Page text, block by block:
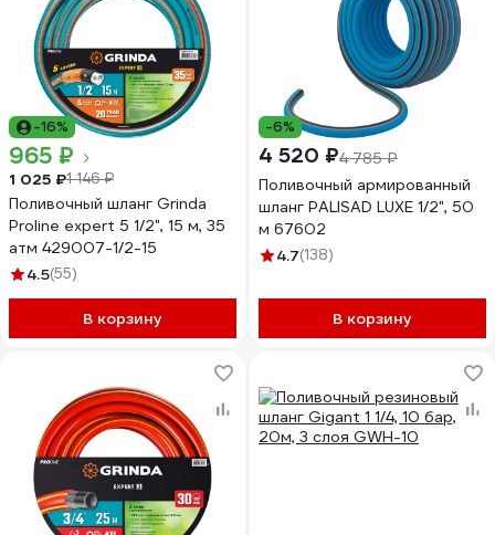
-16%
965 ₽
1 025 ₽1 146 ₽
Поливочный шланг Grinda
Proline expert 5 1/2", 15 м, 35
атм 429007-1/2-15
4.5(55)
В корзину
-6%
4 520 ₽4 785 ₽
Поливочный армированный
шланг PALISAD LUXE 1/2", 50
м 67602
4.7(138)
В корзину